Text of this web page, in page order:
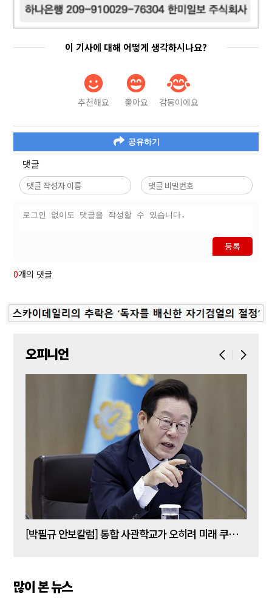
이 기사에 대해 어떻게 생각하시나요?
추천해요 좋아요 감동이에요
공유하기
댓글
등록
0개의 댓글
오피니언
[박필규 안보칼럼] 통합 사관학교가 오히려 미래 쿠데타의 통로가 되는 이유
많이 본 뉴스